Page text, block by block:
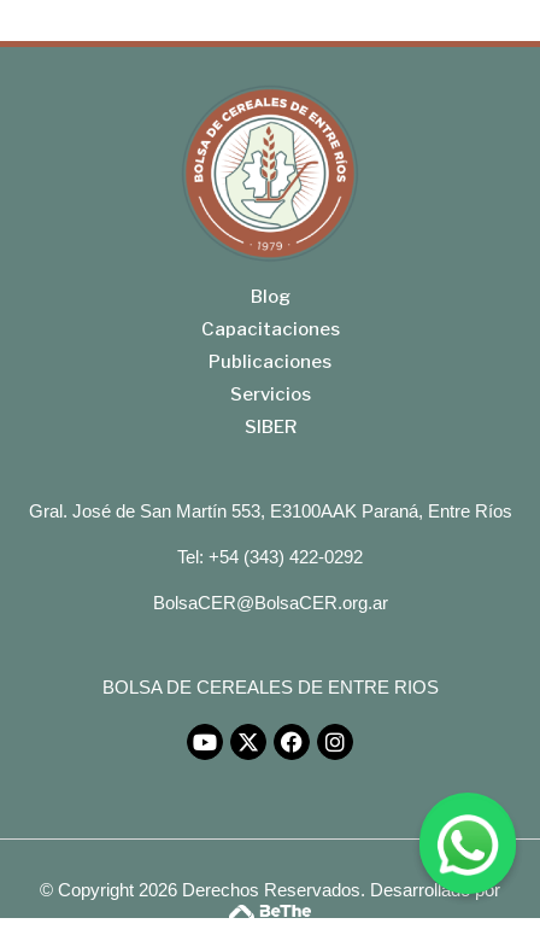
Blog
Capacitaciones
Publicaciones
Servicios
SIBER
Gral. José de San Martín 553, E3100AAK Paraná, Entre Ríos
Tel: +54 (343) 422-0292
BolsaCER@BolsaCER.org.ar
BOLSA DE CEREALES DE ENTRE RIOS
© Copyright 2026 Derechos Reservados. Desarrollado por